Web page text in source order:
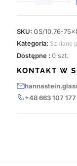
SKU: GS/10,76-
Kategoria: Szklane
Dostępne : 0 szt.
KONTAKT W
+48 663 107 177